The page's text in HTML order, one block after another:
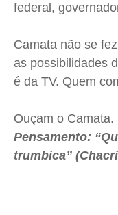
federal,
Camata não se
as possibilidades
é da TV. Quem
Ouçam o Camata.
Pensamento:
trumbica”